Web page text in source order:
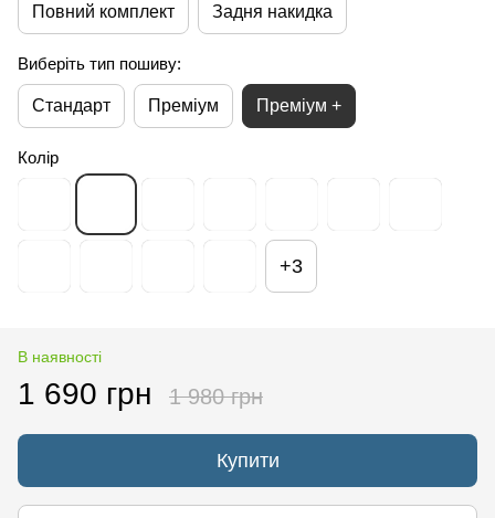
Повний комплект Задня накидка
Виберіть тип пошиву:
Стандарт Преміум Преміум +
Колір
+3
В наявності
1 690 грн 1 980 грн
Купити